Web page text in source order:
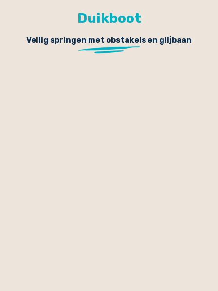
Duikboot
Veilig springen met obstakels en glijbaan